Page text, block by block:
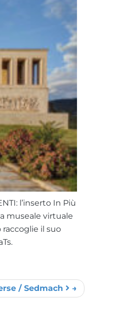
l’inserto In Più
museale virtuale
raccoglie il suo
/ Sedmach